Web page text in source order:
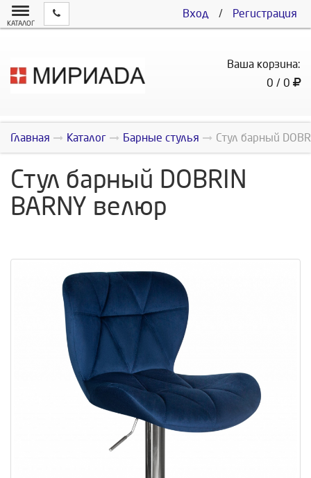
Вход / Регистрация
КАТАЛОГ
Ваша корзина:
0 / 0
Главная Каталог Барные стулья Стул барный
Стул барный DOBRIN
BARNY велюр